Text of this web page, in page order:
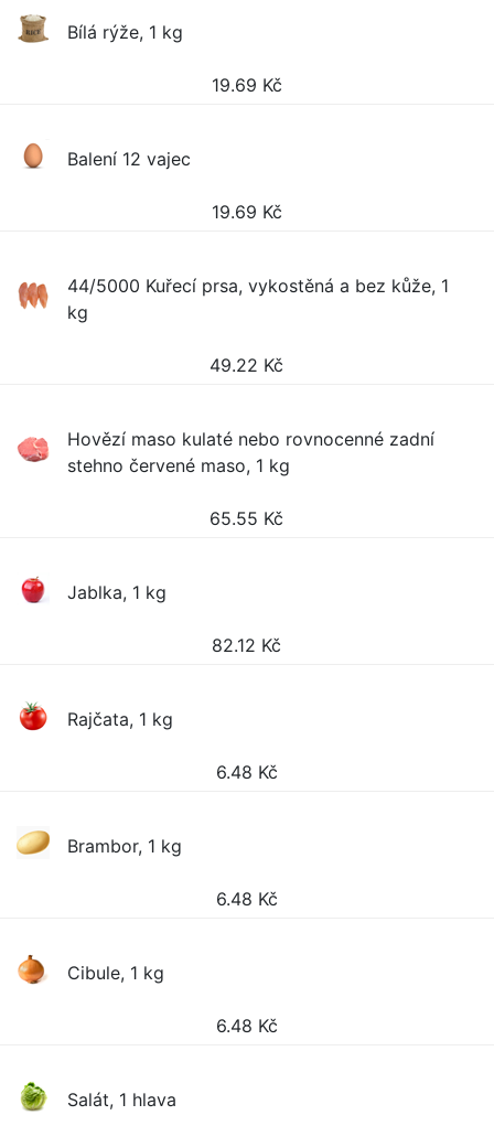
Bílá rýže, 1 kg
19.69 Kč
Balení 12 vajec
19.69 Kč
44/5000 Kuřecí prsa, vykostěná a bez kůže, 1
kg
49.22 Kč
Hovězí maso kulaté nebo rovnocenné zadní
stehno červené maso, 1 kg
65.55 Kč
Jablka, 1 kg
82.12 Kč
Rajčata, 1 kg
6.48 Kč
Brambor, 1 kg
6.48 Kč
Cibule, 1 kg
6.48 Kč
Salát, 1 hlava